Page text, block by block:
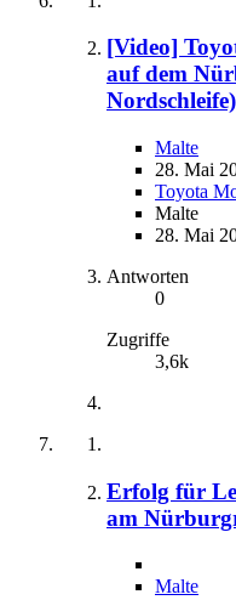
[Video]
auf dem
Nordschleife)
Malte
28. Mai
Toyota
Malte
28. Mai
Antworten
0
Zugriffe
3,6k
Erfolg für
am
Malte